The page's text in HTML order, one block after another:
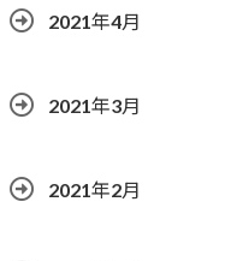
2021年4月
2021年3月
2021年2月